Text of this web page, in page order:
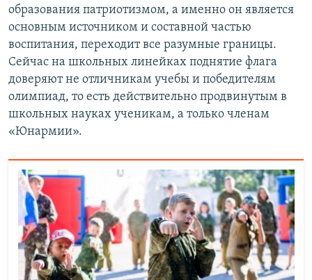
образования патриотизмом, а именно он является
основным источником и составной частью
воспитания, переходит все разумные границы.
Сейчас на школьных линейках поднятие флага
доверяют не отличникам учебы и победителям
олимпиад, то есть действительно продвинутым в
школьных науках ученикам, а только членам
«Юнармии».